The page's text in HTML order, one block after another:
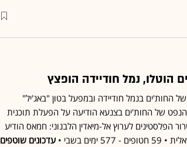
החות'ים בנמל חודיידה ובמפעל בטון "באג'יל"
• חברת הנפט של החות'ים בצנעא הודיעה על הפעלת תוכנית
הפלסטינים לערוץ אל-מיאדין הלבנוני: חמאס הודיע
בשבי •
עדכונים שוטפים